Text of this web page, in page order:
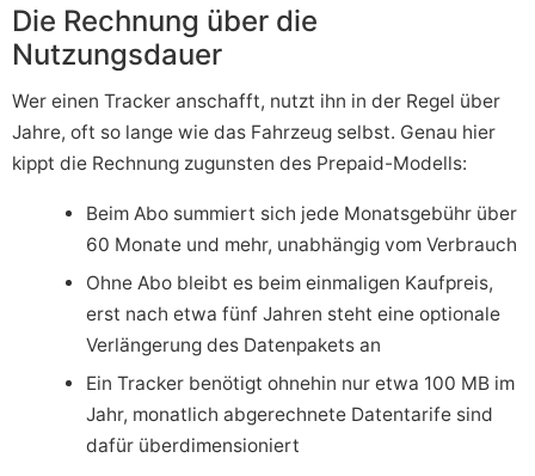
Die Rechnung über die
Nutzungsdauer
Wer einen Tracker anschafft, nutzt ihn in der Regel über
Jahre, oft so lange wie das Fahrzeug selbst. Genau hier
kippt die Rechnung zugunsten des Prepaid-Modells:
Beim Abo summiert sich jede Monatsgebühr über
60 Monate und mehr, unabhängig vom Verbrauch
Ohne Abo bleibt es beim einmaligen Kaufpreis,
erst nach etwa fünf Jahren steht eine optionale
Verlängerung des Datenpakets an
Ein Tracker benötigt ohnehin nur etwa 100 MB im
Jahr, monatlich abgerechnete Datentarife sind
dafür überdimensioniert